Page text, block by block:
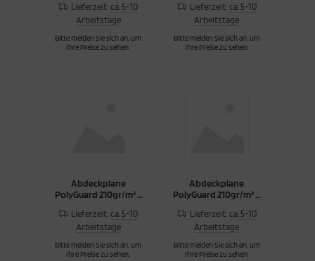
Lieferzeit: ca. 5-10
Arbeitstage
Bitte melden Sie sich an, um
Ihre Preise zu sehen.
Lieferzeit: ca. 5-10
Arbeitstage
Bitte melden Sie sich an, um
Ihre Preise zu sehen.
Abdeckplane
PolyGuard 210gr/m² 6
Lieferzeit: ca. 5-10
Arbeitstage
Bitte melden Sie sich an, um
Ihre Preise zu sehen.
Abdeckplane
PolyGuard 210gr/m² 8
Lieferzeit: ca. 5-10
Arbeitstage
Bitte melden Sie sich an, um
Ihre Preise zu sehen.